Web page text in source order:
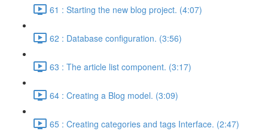
61 : Starting the new blog project. (4:07)
62 : Database configuration. (3:56)
63 : The article list component. (3:17)
64 : Creating a Blog model. (3:09)
65 : Creating categories and tags Interface. (2:47)